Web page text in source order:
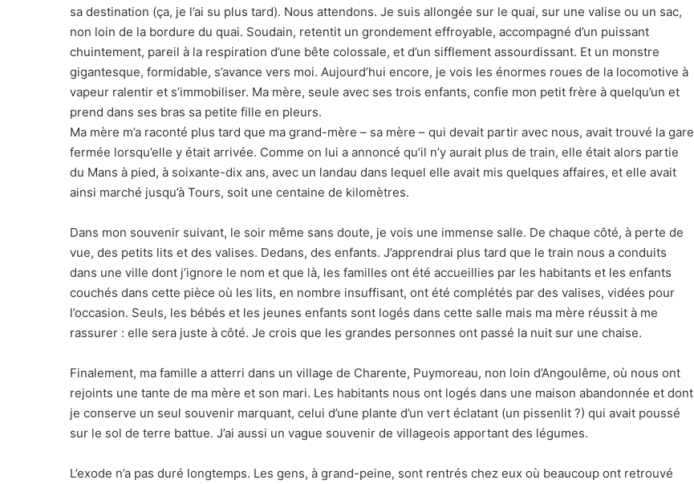
sa destination (ça, je l’ai su plus tard). Nous attendons. Je suis allongée sur le quai, sur une valise ou un sac,
non loin de la bordure du quai. Soudain, retentit un grondement effroyable, accompagné d’un puissant
chuintement, pareil à la respiration d’une bête colossale, et d’un sifflement assourdissant. Et un monstre
gigantesque, formidable, s’avance vers moi. Aujourd’hui encore, je vois les énormes roues de la locomotive à
vapeur ralentir et s’immobiliser. Ma mère, seule avec ses trois enfants, confie mon petit frère à quelqu’un et
prend dans ses bras sa petite fille en pleurs.
Ma mère m’a raconté plus tard que ma grand-mère – sa mère – qui devait partir avec nous, avait trouvé la gare
fermée lorsqu’elle y était arrivée. Comme on lui a annoncé qu’il n’y aurait plus de train, elle était alors partie
du Mans à pied, à soixante-dix ans, avec un landau dans lequel elle avait mis quelques affaires, et elle avait
ainsi marché jusqu’à Tours, soit une centaine de kilomètres.
Dans mon souvenir suivant, le soir même sans doute, je vois une immense salle. De chaque côté, à perte de
vue, des petits lits et des valises. Dedans, des enfants. J’apprendrai plus tard que le train nous a conduits
dans une ville dont j’ignore le nom et que là, les familles ont été accueillies par les habitants et les enfants
couchés dans cette pièce où les lits, en nombre insuffisant, ont été complétés par des valises, vidées pour
l’occasion. Seuls, les bébés et les jeunes enfants sont logés dans cette salle mais ma mère réussit à me
rassurer : elle sera juste à côté. Je crois que les grandes personnes ont passé la nuit sur une chaise.
Finalement, ma famille a atterri dans un village de Charente, Puymoreau, non loin d’Angoulême, où nous ont
rejoints une tante de ma mère et son mari. Les habitants nous ont logés dans une maison abandonnée et dont
je conserve un seul souvenir marquant, celui d’une plante d’un vert éclatant (un pissenlit ?) qui avait poussé
sur le sol de terre battue. J’ai aussi un vague souvenir de villageois apportant des légumes.
L’exode n’a pas duré longtemps. Les gens, à grand-peine, sont rentrés chez eux où beaucoup ont retrouvé